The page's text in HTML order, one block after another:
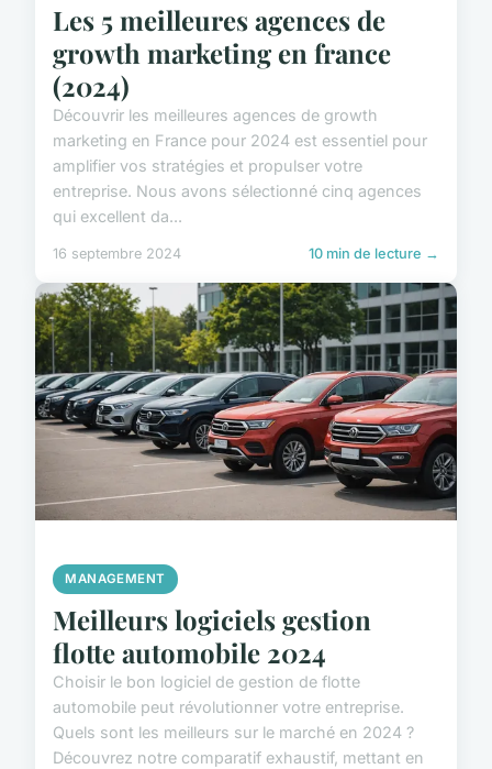
Les 5 meilleures agences de
growth marketing en france
(2024)
Découvrir les meilleures agences de growth
marketing en France pour 2024 est essentiel pour
amplifier vos stratégies et propulser votre
entreprise. Nous avons sélectionné cinq agences
qui excellent da...
16 septembre 2024 10 min de lecture →
MANAGEMENT
Meilleurs logiciels gestion
flotte automobile 2024
Choisir le bon logiciel de gestion de flotte
automobile peut révolutionner votre entreprise.
Quels sont les meilleurs sur le marché en 2024 ?
Découvrez notre comparatif exhaustif, mettant en